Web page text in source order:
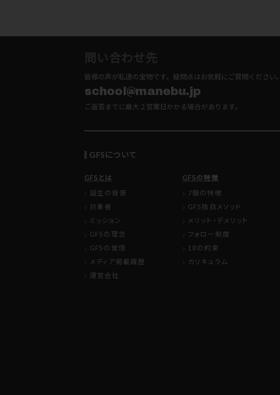
皆様の声が私達の宝物です。疑問点はお気軽にご質問ください。
school@manebu.jp
ご返答までに最大２営業日かかる場合があります。
GFSについて
GFSとは
誕生の背景
対象者
ミッション
GFSの理念
GFSの覚悟
メディア掲載履歴
運営会社
GFSの特徴
7個の特徴
GFS独自メソッド
メリット・デメリット
フォロー制度
18の約束
カリキュラム